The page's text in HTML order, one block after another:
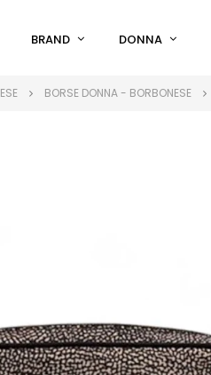
BRAND DONNA
BORSE DONNA - BORBONESE